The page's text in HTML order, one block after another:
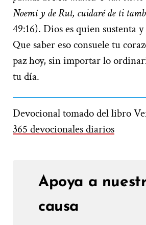
Noemí y de Rut, cuidaré de ti
49:16). Dios es quien sustenta
Que saber eso consuele tu
paz hoy, sin importar lo
tu día.
Devocional tomado del libro
365 devocionales diarios
Apoya a
causa